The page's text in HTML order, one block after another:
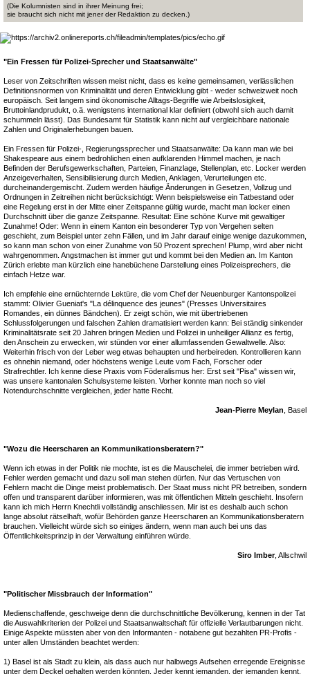
(Die Kolumnisten sind in ihrer Meinung frei;
sie braucht sich nicht mit jener der Redaktion zu decken.)
"Ein Fressen für Polizei-Sprecher und Staatsanwälte"
Leser von Zeitschriften wissen meist nicht, dass es keine gemeinsamen, verlässlichen
Definitionsnormen von Kriminalität und deren Entwicklung gibt - weder schweizweit noch
europäisch. Seit langem sind ökonomische Alltags-Begriffe wie Arbeitslosigkeit,
Bruttoinlandprudukt, o.ä. wenigstens international klar definiert (obwohl sich auch damit
schummeln lässt). Das Bundesamt für Statistik kann nicht auf vergleichbare nationale
Zahlen und Originalerhebungen bauen.
Ein Fressen für Polizei-, Regierungssprecher und Staatsanwälte: Da kann man wie bei
Shakespeare aus einem bedrohlichen einen aufklarenden Himmel machen, je nach
Befinden der Berufsgewerkschaften, Parteien, Finanzlage, Stellenplan, etc. Locker werden
Anzeigeverhalten, Sensibilisierung durch Medien, Anklagen, Verurteilungen etc.
durcheinandergemischt. Zudem werden häufige Änderungen in Gesetzen, Vollzug und
Ordnungen in Zeitreihen nicht berücksichtigt: Wenn beispielsweise ein Tatbestand oder
eine Regelung erst in der Mitte einer Zeitspanne gültig wurde, macht man locker einen
Durchschnitt über die ganze Zeitspanne. Resultat: Eine schöne Kurve mit gewaltiger
Zunahme! Oder: Wenn in einem Kanton ein besonderer Typ von Vergehen selten
geschieht, zum Beispiel unter zehn Fällen, und im Jahr darauf einige wenige dazukommen,
so kann man schon von einer Zunahme von 50 Prozent sprechen! Plump, wird aber nicht
wahrgenommen. Angstmachen ist immer gut und kommt bei den Medien an. Im Kanton
Zürich erlebte man kürzlich eine hanebüchene Darstellung eines Polizeisprechers, die
einfach Hetze war.
Ich empfehle eine ernüchternde Lektüre, die vom Chef der Neuenburger Kantonspolizei
stammt: Olivier Gueniat's "La délinquence des jeunes" (Presses Universitaires
Romandes, ein dünnes Bändchen). Er zeigt schön, wie mit übertriebenen
Schlussfolgerungen und falschen Zahlen dramatisiert werden kann: Bei ständig sinkender
Kriminalitätsrate seit 20 Jahren bringen Medien und Polizei in unheiliger Allianz es fertig,
den Anschein zu erwecken, wir stünden vor einer allumfassenden Gewaltwelle. Also:
Weiterhin frisch von der Leber weg etwas behaupten und herbeireden. Kontrollieren kann
es ohnehin niemand, oder höchstens wenige Leute vom Fach, Forscher oder
Strafrechtler. Ich kenne diese Praxis vom Föderalismus her: Erst seit "Pisa" wissen wir,
was unsere kantonalen Schulsysteme leisten. Vorher konnte man noch so viel
Notendurchschnitte vergleichen, jeder hatte Recht.
Jean-Pierre Meylan , Basel
"Wozu die Heerscharen an Kommunikationsberatern?"
Wenn ich etwas in der Politik nie mochte, ist es die Mauschelei, die immer betrieben wird.
Fehler werden gemacht und dazu soll man stehen dürfen. Nur das Vertuschen von
Fehlern macht die Dinge meist problematisch. Der Staat muss nicht PR betreiben, sondern
offen und transparent darüber informieren, was mit öffentlichen Mitteln geschieht. Insofern
kann ich mich Herrn Knechtli vollständig anschliessen. Mir ist es deshalb auch schon
lange absolut rätselhaft, wofür Behörden ganze Heerscharen an Kommunikationsberatern
brauchen. Vielleicht würde sich so einiges ändern, wenn man auch bei uns das
Öffentlichkeitsprinzip in der Verwaltung einführen würde.
Siro Imber, Allschwil
"Politischer Missbrauch der Information"
Medienschaffende, geschweige denn die durchschnittliche Bevölkerung, kennen in der Tat
die Auswahlkriterien der Polizei und Staatsanwaltschaft für offizielle Verlautbarungen nicht.
Einige Aspekte müssten aber von den Informanten - notabene gut bezahlten PR-Profis -
unter allen Umständen beachtet werden:
1) Basel ist als Stadt zu klein, als dass auch nur halbwegs Aufsehen erregende Ereignisse
unter dem Deckel gehalten werden könnten. Jeder kennt jemanden, der jemanden kennt,